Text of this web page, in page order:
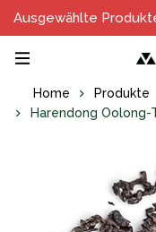
Ausgewählte
Home Produkte
Harendong Oolong-